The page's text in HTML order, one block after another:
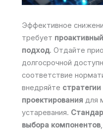
Эффективное
требует
подход. Отдайте
долгосрочной
соответствие
внедряйте
проектирования для
устаревания.
выбора компонентов